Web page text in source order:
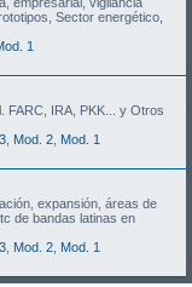
Sector energético,
1
FARC, IRA, PKK... y Otros
Mod. 2 Mod. 1
expansión, áreas de
de bandas latinas en
Mod. 2 Mod. 1